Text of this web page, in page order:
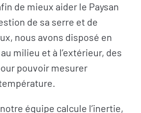
de mieux aider le Paysan
de sa serre et de
nous avons disposé en
milieu et à l’extérieur, des
pouvoir mesurer
équipe calcule l’inertie,